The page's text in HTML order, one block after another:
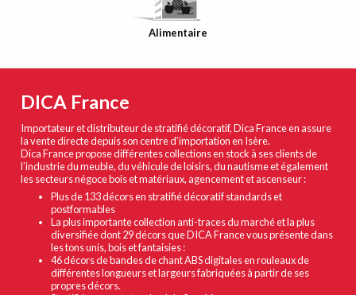
Alimentaire
DICA France
Importateur et distributeur de stratifié décoratif, Dica France en assure
la vente directe depuis son centre d’importation en Isère.
Dica France propose différentes collections en stock à ses clients de
l’industrie du meuble, du véhicule de loisirs, du nautisme et également
les secteurs négoce bois et matériaux, agencement et ascenseur :
Plus de 133 décors en stratifié décoratif standards et
postformables
La plus importante collection anti-traces du marché et la plus
diversifiée dont 29 décors que DICA France vous présente dans
les tons unis, bois et fantaisies :
46 décors de bandes de chant ABS digitales en rouleaux de
différentes longueurs et largeurs fabriquées à partir de ses
propres décors.